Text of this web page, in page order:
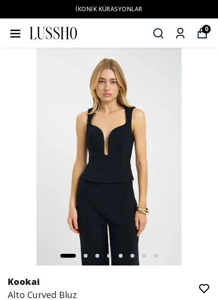
İKONİK KÜRASYONLAR
0
Kookai
Alto Curved Bluz